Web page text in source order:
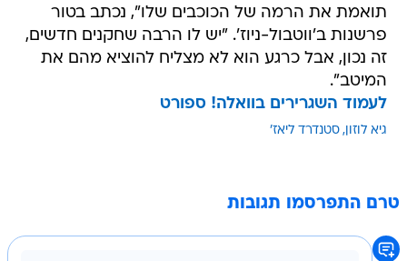
תואמת את הרמה של הכוכבים שלו", נכתב בטור
פרשנות ב'ווטבול-ניוז'. "יש לו הרבה שחקנים חדשים,
זה נכון, אבל כרגע הוא לא מצליח להוציא מהם את
המיטב".
לעמוד השגרירים בוואלה! ספורט
גיא לוזון סטנדרד ליאז'
טרם התפרסמו תגובות